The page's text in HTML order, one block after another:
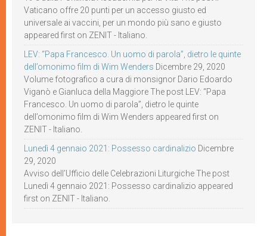
Vaticano offre 20 punti per un accesso giusto ed
universale ai vaccini, per un mondo più sano e giusto
appeared first on ZENIT - Italiano.
LEV: “Papa Francesco. Un uomo di parola”, dietro le quinte
dell’omonimo film di Wim Wenders Dicembre 29, 2020
Volume fotografico a cura di monsignor Dario Edoardo
Viganò e Gianluca della Maggiore The post LEV: “Papa
Francesco. Un uomo di parola”, dietro le quinte
dell’omonimo film di Wim Wenders appeared first on
ZENIT - Italiano.
Lunedì 4 gennaio 2021: Possesso cardinalizio Dicembre
29, 2020
Avviso dell’Ufficio delle Celebrazioni Liturgiche The post
Lunedì 4 gennaio 2021: Possesso cardinalizio appeared
first on ZENIT - Italiano.